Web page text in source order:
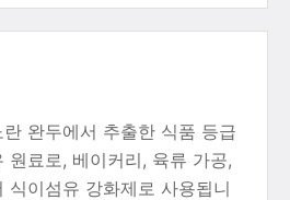
완두에서 추출한 식품 등급
원료로, 베이커리, 육류 가공,
식이섬유 강화제로 사용됩니